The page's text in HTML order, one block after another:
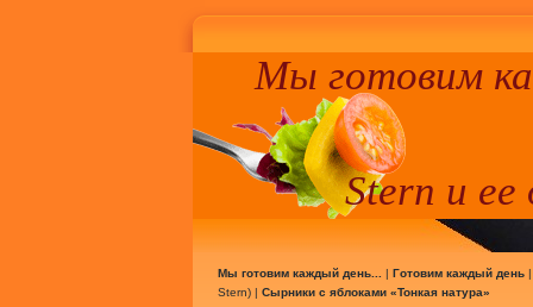
Мы готовим
Stern и ее
Мы готовим каждый день... | Готовим каждый день
Stern) | Сырники с яблоками «Тонкая натура»